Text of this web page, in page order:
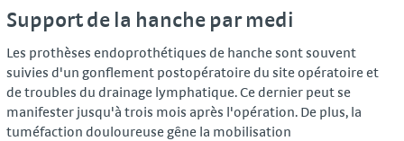
Support de la hanche par medi
Les prothèses endoprothétiques de hanche sont souvent
suivies d'un gonflement postopératoire du site opératoire et
de troubles du drainage lymphatique. Ce dernier peut se
manifester jusqu'à trois mois après l'opération. De plus, la
tuméfaction douloureuse gêne la mobilisation